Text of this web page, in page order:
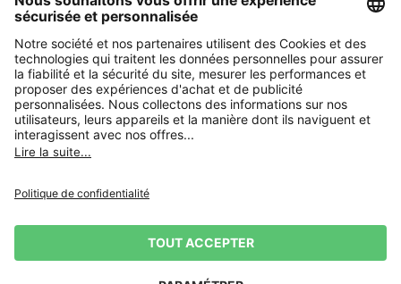
Autres magasins en ligne
Suisse
Protection des Données
Gestion des Cookies